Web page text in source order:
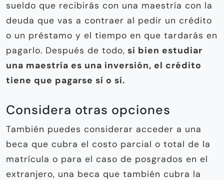
sueldo que recibirás con una maestría con la
deuda que vas a contraer al pedir un crédito
o un préstamo y el tiempo en que tardarás en
pagarlo. Después de todo, si bien estudiar
una maestría es una inversión, el crédito
tiene que pagarse sí o sí.
Considera otras opciones
También puedes considerar acceder a una
beca que cubra el costo parcial o total de la
matrícula o para el caso de posgrados en el
extranjero, una beca que también cubra la